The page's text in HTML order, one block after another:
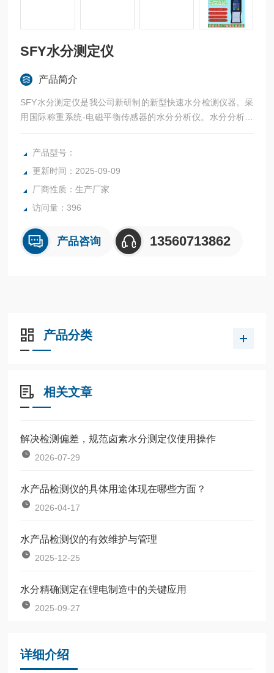
SFY水分测定仪
产品简介
SFY水分测定仪是我公司新研制的新型快速水分检测仪器。采
用国际称重系统-电磁平衡传感器的水分分析仪。水分分析仪
器特点是称量准确可靠、显示快速清晰并且具有自动检测系
统、简便的自动校准装置以及超载保护等装置的水分仪，是一
产品型号：
更新时间：2025-09-09
厂商性质：生产厂家
访问量：396
产品咨询 13560713862
产品分类
相关文章
解决检测偏差，规范卤素水分测定仪使用操作
2026-07-29
水产品检测仪的具体用途体现在哪些方面？
2026-04-17
水产品检测仪的有效维护与管理
2025-12-25
水分精确测定在锂电制造中的关键应用
2025-09-27
详细介绍